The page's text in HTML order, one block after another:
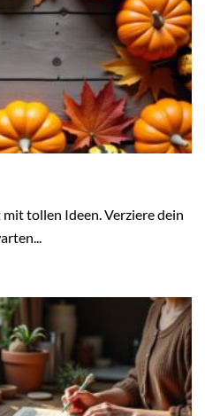
tollen Ideen. Verziere dein